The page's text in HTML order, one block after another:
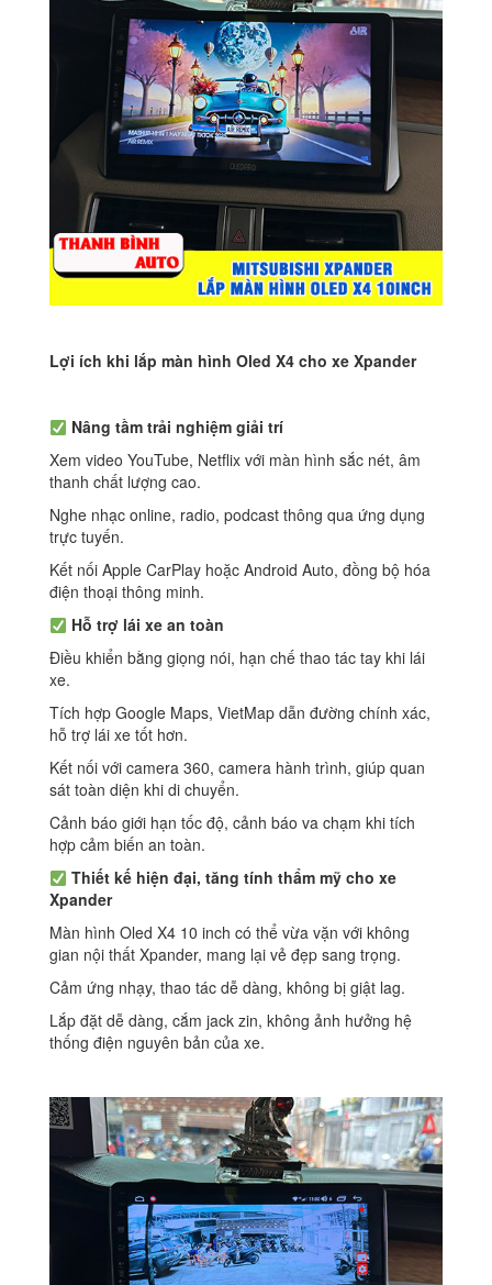
Lợi ích khi lắp màn hình Oled X4 cho xe Xpander
Nâng tầm trải nghiệm giải trí
Xem video YouTube, Netflix với màn hình sắc nét, âm
thanh chất lượng cao.
Nghe nhạc online, radio, podcast thông qua ứng dụng
trực tuyến.
Kết nối Apple CarPlay hoặc Android Auto, đồng bộ hóa
điện thoại thông minh.
Hỗ trợ lái xe an toàn
Điều khiển bằng giọng nói, hạn chế thao tác tay khi lái
xe.
Tích hợp Google Maps, VietMap dẫn đường chính xác,
hỗ trợ lái xe tốt hơn.
Kết nối với camera 360, camera hành trình, giúp quan
sát toàn diện khi di chuyển.
Cảnh báo giới hạn tốc độ, cảnh báo va chạm khi tích
hợp cảm biến an toàn.
Thiết kế hiện đại, tăng tính thẩm mỹ cho xe
Xpander
Màn hình Oled X4 10 inch có thể vừa vặn với không
gian nội thất Xpander, mang lại vẻ đẹp sang trọng.
Cảm ứng nhạy, thao tác dễ dàng, không bị giật lag.
Lắp đặt dễ dàng, cắm jack zin, không ảnh hưởng hệ
thống điện nguyên bản của xe.